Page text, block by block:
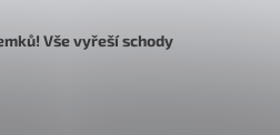
Vše vyřeší schody